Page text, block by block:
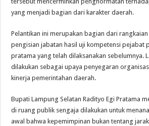
yang menjadi bagian dari karakter daerah.
Pelantikan ini merupakan bagian dari
pengisian jabatan hasil uji kompetensi pejabat
pratama yang telah dilaksanakan sebelumnya.
dilakukan sebagai upaya penyegaran
kinerja pemerintahan daerah.
Bupati Lampung Selatan Radityo Egi Pratama
di ruang publik sengaja dilakukan untuk
awal bahwa kepemimpinan bukan tentang